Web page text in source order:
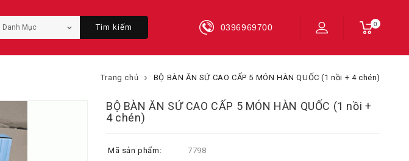
0
0396969700
Tìm kiếm
Trang chủ BỘ BÀN ĂN SỨ CAO CẤP 5 MÓN HÀN QUỐC (1 nồi + 4 chén)
BỘ BÀN ĂN SỨ CAO CẤP 5 MÓN HÀN QUỐC (1 nồi +
4 chén)
Mã sản phẩm:
7798